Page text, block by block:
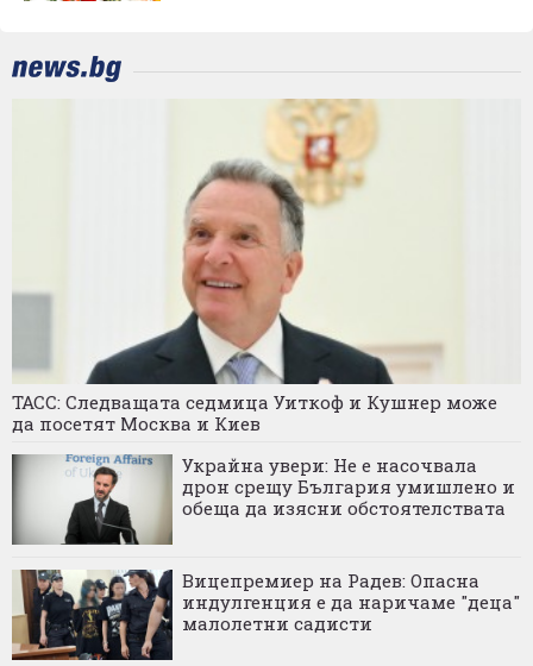
ТАСС: Следващата седмица Уиткоф и Кушнер може
да посетят Москва и Киев
Украйна увери: Не е насочвала
дрон срещу България умишлено и
обеща да изясни обстоятелствата
Вицепремиер на Радев: Опасна
индулгенция е да наричаме "деца"
малолетни садисти